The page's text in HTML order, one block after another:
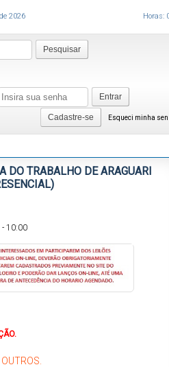
de 2026 Horas:
Pesquisar
Entrar
Esqueci minha
Cadastre-se
DO TRABALHO DE ARAGUARI
- 10:00